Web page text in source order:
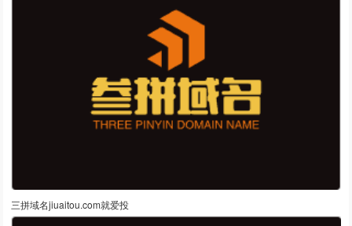
三拼域名jiuaitou.com就爱投